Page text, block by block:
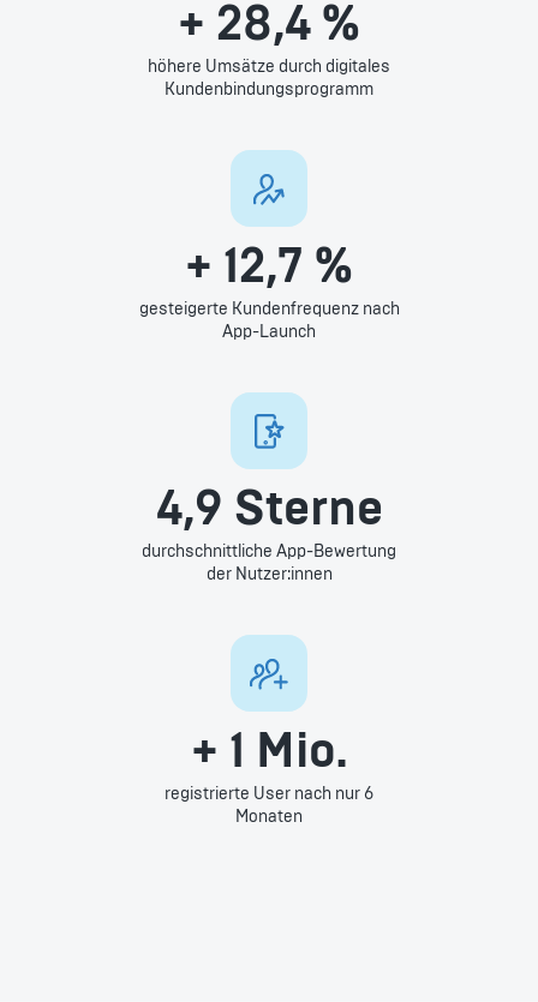
+ 28,4 %
höhere Umsätze durch digitales
Kundenbindungsprogramm
+ 12,7 %
gesteigerte Kundenfrequenz nach
App-Launch
4,9 Sterne
durchschnittliche App-Bewertung
der Nutzer:innen
+ 1 Mio.
registrierte User nach nur 6
Monaten